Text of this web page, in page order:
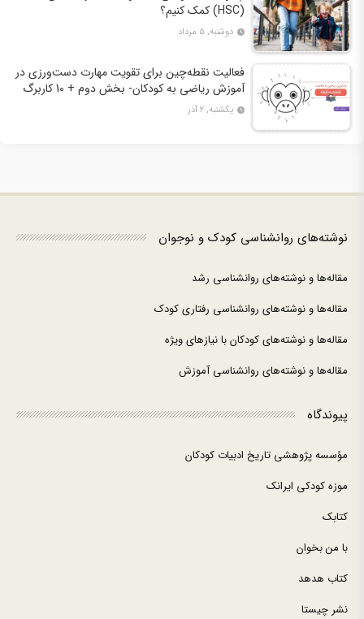
(HSC) کمک کنیم؟
دوشنبه, ۵ مرداد
فعالیت نقطه‌چین برای تقویت مهارت دست‌ورزی در
آموزش ریاضی به کودکان- بخش دوم + 10 کاربرگ
فعالیت
یکشنبه, ۲ آذر
نوشته‌های روانشناسی کودک و نوجوان
مقاله‌ها و نوشته‌های روانشناسی رشد
مقاله‌ها و نوشته‌های روانشناسی رفتاری کودک
مقاله‌ها و نوشته‌های کودکان با نیازهای ویژه
مقاله‌ها و نوشته‌های روانشناسی آموزش
پیوندگاه
مؤسسه پژوهشی تاریخ ادبیات کودکان
موزه کودکی ایرانک
کتابک
با من بخوان
کتاب هدهد
نشر چیستا